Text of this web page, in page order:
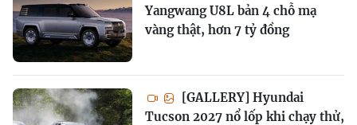
Yangwang U8L bản 4 chỗ mạ
vàng thật, hơn 7 tỷ đồng
[GALLERY] Hyundai
Tucson 2027 nổ lốp khi chạy thử,